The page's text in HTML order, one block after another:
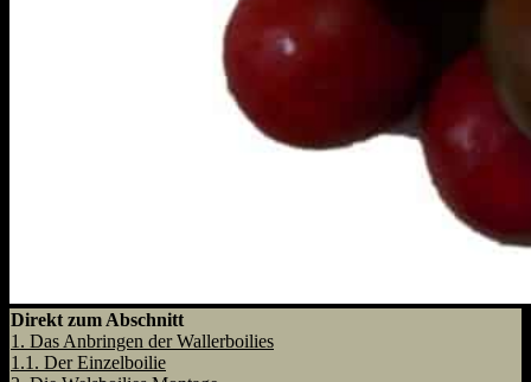
Direkt zum Abschnitt
1. Das Anbringen der Wallerboilies
1.1. Der Einzelboilie